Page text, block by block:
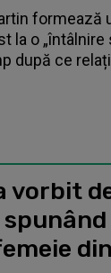
formează
la o
după ce
vorbit